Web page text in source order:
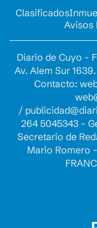
Clasificados
Avisos
Diario de Cuyo -
Av. Alem Sur
Contacto:
/
264 5045343 -
Secretario de
Mario Romero